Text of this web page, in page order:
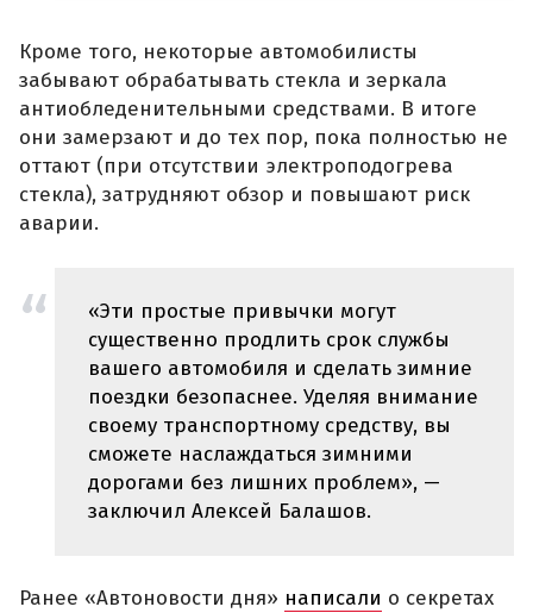
Кроме того, некоторые автомобилисты
забывают обрабатывать стекла и зеркала
антиобледенительными средствами. В итоге
они замерзают и до тех пор, пока полностью не
оттают (при отсутствии электроподогрева
стекла), затрудняют обзор и повышают риск
аварии.
«Эти простые привычки могут
существенно продлить срок службы
вашего автомобиля и сделать зимние
поездки безопаснее. Уделяя внимание
своему транспортному средству, вы
сможете наслаждаться зимними
дорогами без лишних проблем», —
заключил Алексей Балашов.
Ранее «Автоновости дня» написали о секретах